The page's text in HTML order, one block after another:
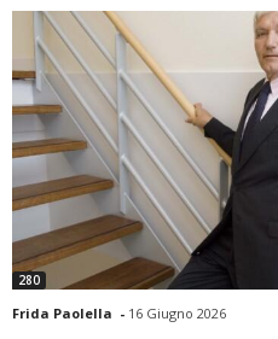
280
Frida Paolella - 16 Giugno 2026